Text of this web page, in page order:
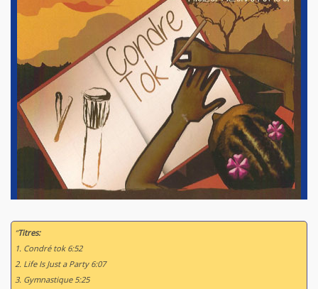
“Titres:
1. Condré tok 6:52
2. Life Is Just a Party 6:07
3. Gymnastique 5:25